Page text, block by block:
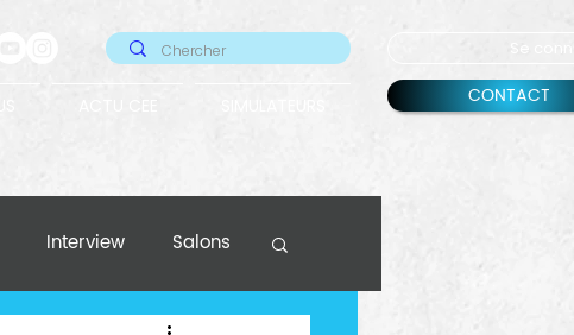
Se
CONTACT
Interview Salons